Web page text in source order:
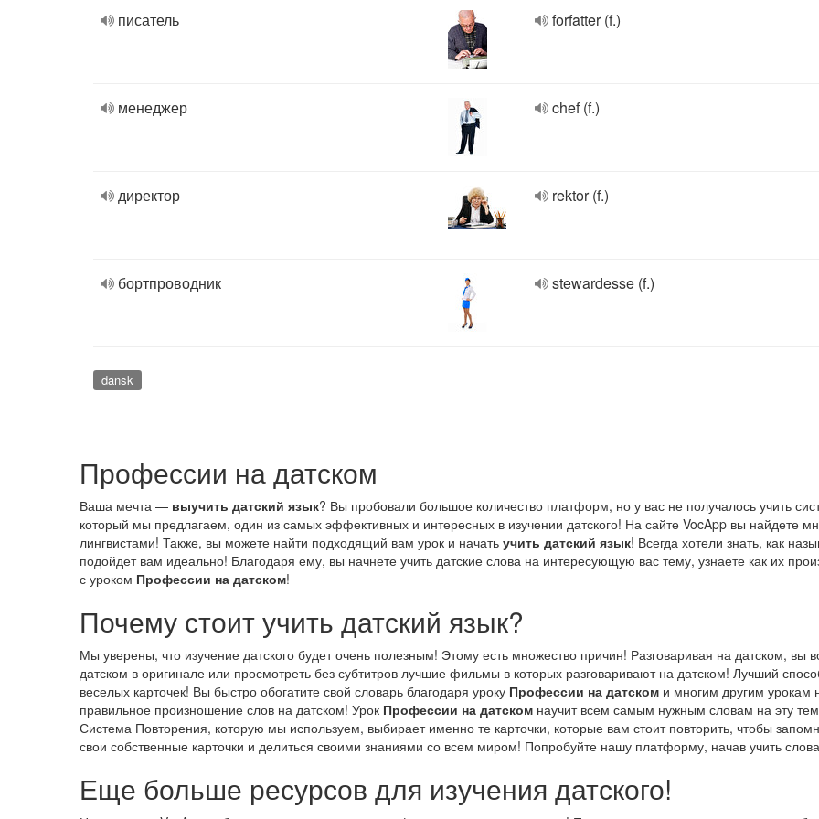
писатель forfatter (f.)
менеджер chef (f.)
директор rektor (f.)
бортпроводник stewardesse (f.)
dansk
Профессии на датском
Ваша мечта — выучить датский язык? Вы пробовали большое количество платформ, но у вас не получалось учить
который мы предлагаем, один из самых эффективных и интересных в изучении датского! На сайте VocApp вы найдете
лингвистами! Также, вы можете найти подходящий вам урок и начать учить датский язык! Всегда хотели знать, как
подойдет вам идеально! Благодаря ему, вы начнете учить датские слова на интересующую вас тему, узнаете как их
с уроком Профессии на датском!
Почему стоит учить датский язык?
Мы уверены, что изучение датского будет очень полезным! Этому есть множество причин! Разговаривая на датском, вы
датском в оригинале или просмотреть без субтитров лучшие фильмы в которых разговаривают на датском! Лучший
веселых карточек! Вы быстро обогатите свой словарь благодаря уроку Профессии на датском и многим другим
правильное произношение слов на датском! Урок Профессии на датском научит всем самым нужным словам на эту
Система Повторения, которую мы используем, выбирает именно те карточки, которые вам стоит повторить, чтобы
свои собственные карточки и делиться своими знаниями со всем миром! Попробуйте нашу платформу, начав учить
Еще больше ресурсов для изучения датского!